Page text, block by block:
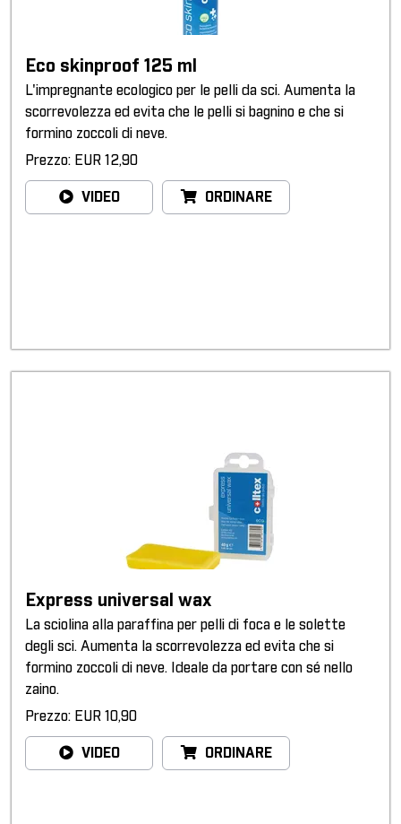
Eco skinproof 125 ml
L'impregnante ecologico per le pelli da sci. Aumenta la
scorrevolezza ed evita che le pelli si bagnino e che si
formino zoccoli di neve.
Prezzo: EUR 12,90
VIDEO ORDINARE
Express universal wax
La sciolina alla paraffina per pelli di foca e le solette
degli sci. Aumenta la scorrevolezza ed evita che si
formino zoccoli di neve. Ideale da portare con sé nello
zaino.
Prezzo: EUR 10,90
VIDEO ORDINARE